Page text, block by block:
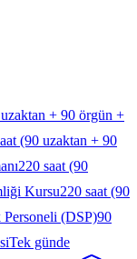
+ 90 örgün +
(90 uzaktan + 90
220 saat (90
Kursu220 saat (90
Personeli (DSP)90
Tek günde